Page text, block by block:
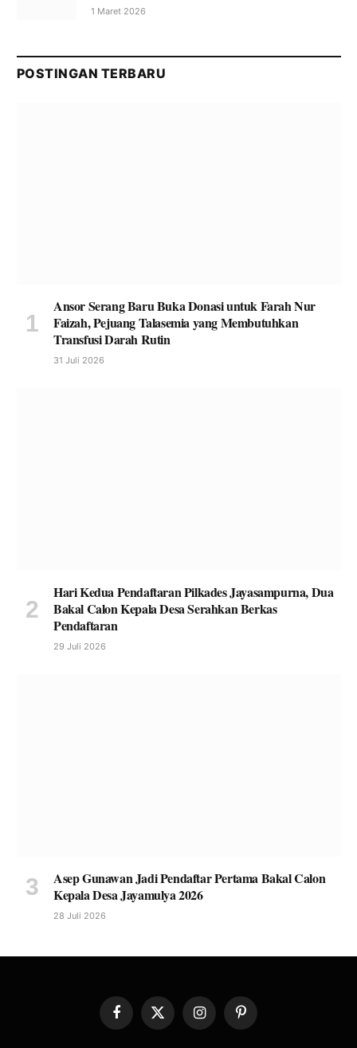
1 Maret 2026
POSTINGAN TERBARU
Ansor Serang Baru Buka Donasi untuk Farah Nur
Faizah, Pejuang Talasemia yang Membutuhkan
Transfusi Darah Rutin
31 Juli 2026
Hari Kedua Pendaftaran Pilkades Jayasampurna, Dua
Bakal Calon Kepala Desa Serahkan Berkas
Pendaftaran
29 Juli 2026
Asep Gunawan Jadi Pendaftar Pertama Bakal Calon
Kepala Desa Jayamulya 2026
28 Juli 2026
Facebook
X
(Twitter)
InstagramPinterest